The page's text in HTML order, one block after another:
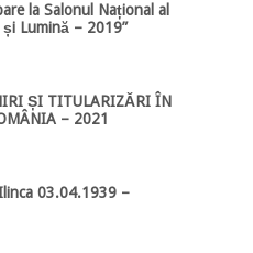
la Salonul Național al
și Lumină – 2019”
ȘI TITULARIZĂRI ÎN
– 2021
03.04.1939 –